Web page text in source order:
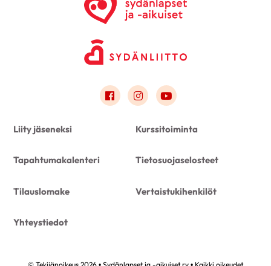
Link to facebook
Link to instagram
Link to youtube
Liity jäseneksi Kurssitoiminta
Tapahtumakalenteri Tietosuojaselosteet
Tilauslomake Vertaistukihenkilöt
Yhteystiedot